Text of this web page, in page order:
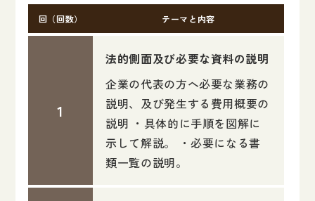
回（回数） テーマと内容
法的側面及び必要な資料の説明
企業の代表の方へ必要な業務の
説明、及び発生する費用概要の
説明 ・具体的に手順を図解に
示して解説。 ・必要になる書
類一覧の説明。